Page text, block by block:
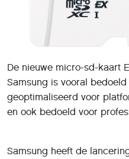
De nieuwe micro-sd-kaart
Samsung is vooral
geoptimaliseerd voor
en ook bedoeld voor
Samsung heeft de